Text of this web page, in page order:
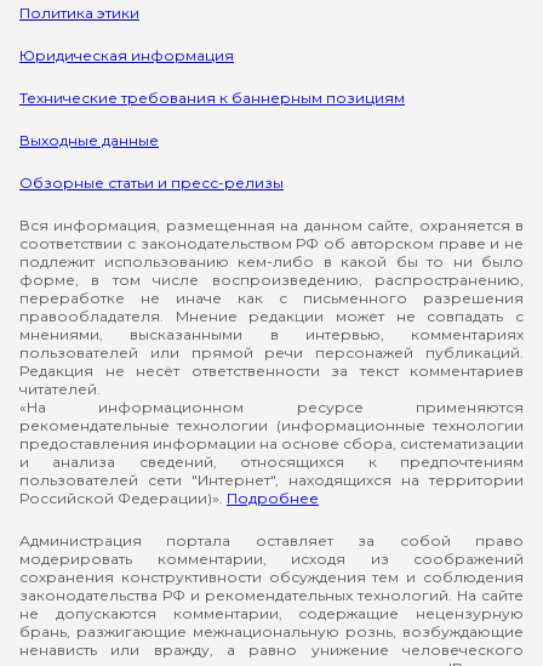
Политика этики
Юридическая информация
Технические требования к баннерным позициям
Выходные данные
Обзорные статьи и пресс-релизы
Вся информация, размещенная на данном сайте, охраняется в
соответствии с законодательством РФ об авторском праве и не
подлежит использованию кем-либо в какой бы то ни было
форме, в том числе воспроизведению, распространению,
переработке не иначе как с письменного разрешения
правообладателя. Мнение редакции может не совпадать с
мнениями, высказанными в интервью, комментариях
пользователей или прямой речи персонажей публикаций.
Редакция не несёт ответственности за текст комментариев
читателей.
«На информационном ресурсе применяются
рекомендательные технологии (информационные технологии
предоставления информации на основе сбора, систематизации
и анализа сведений, относящихся к предпочтениям
пользователей сети "Интернет", находящихся на территории
Российской Федерации)». Подробнее
Администрация портала оставляет за собой право
модерировать комментарии, исходя из соображений
сохранения конструктивности обсуждения тем и соблюдения
законодательства РФ и рекомендательных технологий. На сайте
не допускаются комментарии, содержащие нецензурную
брань, разжигающие межнациональную рознь, возбуждающие
ненависть или вражду, а равно унижение человеческого